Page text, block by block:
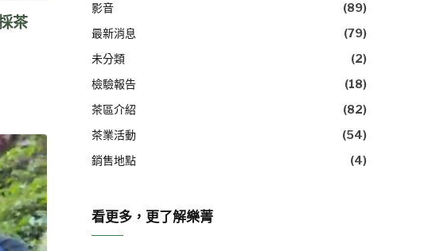
茶
影音
(89)
最新消息
(79)
未分類
(2)
檢驗報告
(18)
茶區介紹
(82)
茶業活動
(54)
銷售地點
(4)
看更多，更了解樂菁